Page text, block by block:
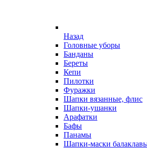
Назад
Головные уборы
Банданы
Береты
Кепи
Пилотки
Фуражки
Шапки вязанные, флис
Шапки-ушанки
Арафатки
Бафы
Панамы
Шапки-маски